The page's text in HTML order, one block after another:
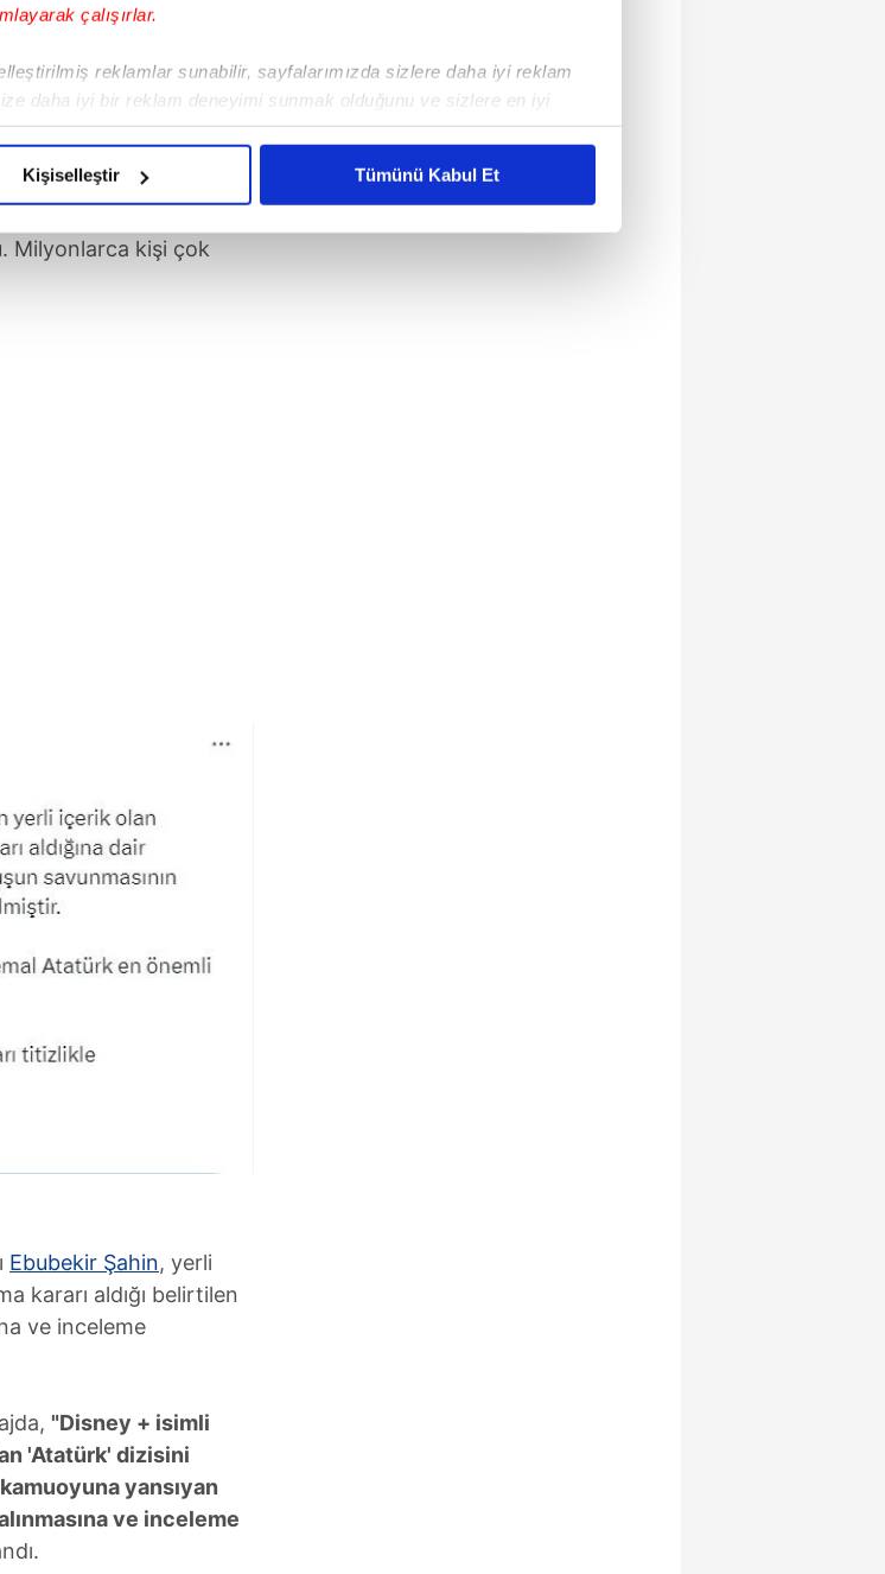
çalışırlar.
reklamlar sunabilir, sayfalarımızda sizlere daha iyi reklam
daha iyi bir reklam deneyimi sunmak olduğunu ve sizlere en iyi
ve bu noktada, reklamların maliyetlerimizi karşılamak
kendimize ve üçüncü kişilere ait çerezler kullanılmaktadır. Bu
olup gerekli olan çerezler bilgi toplumu hizmetlerinin sunulması
Kişiselleştir Tümünü Kabul Et
Sosyal
Milyonlarca kişi çok
Ebubekir Şahin, yerli
kararı aldığı belirtilen
ve inceleme
"Disney + isimli
'Atatürk' dizisini
yansıyan
ve inceleme